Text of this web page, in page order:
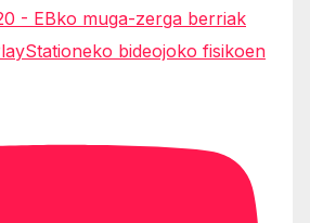
- EBko muga-zerga berriak
bideojoko fisikoen